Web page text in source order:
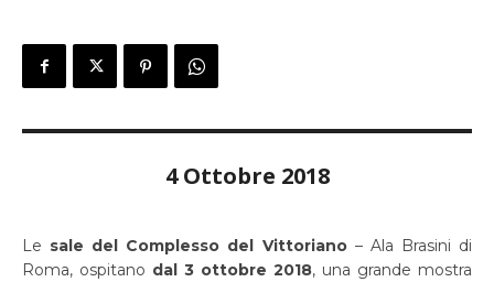
4 Ottobre 2018
Le sale del Complesso del Vittoriano– Ala Brasini di
Roma, ospitano dal 3 ottobre 2018, una grande mostra